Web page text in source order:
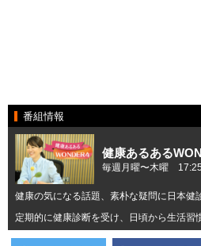
番組情報
健康あるある
毎週月曜〜木曜
健康の気になる話題、素朴な疑問に日本健
定期的に健康診断を受け、日頃から生活習